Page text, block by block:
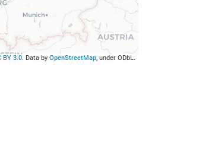
BY 3.0. Data by OpenStreetMap, under ODbL.